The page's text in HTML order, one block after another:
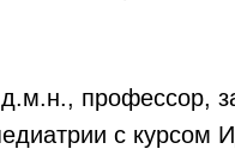
профессор,
педиатрии с